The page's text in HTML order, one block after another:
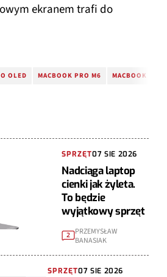
ekranem trafi do
OLED MACBOOK PRO M6 MACBOOK ULTRA
SPRZĘT07 SIE 2026
Nadciąga laptop
cienki jak żyleta.
To będzie
wyjątkowy sprzęt
2
PRZEMYSŁAW
BANASIAK
SPRZĘT07 SIE 2026